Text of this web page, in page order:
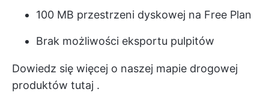
100 MB przestrzeni dyskowej na Free Plan
Brak możliwości eksportu pulpitów
Dowiedz się więcej o naszej mapie drogowej
produktów tutaj .